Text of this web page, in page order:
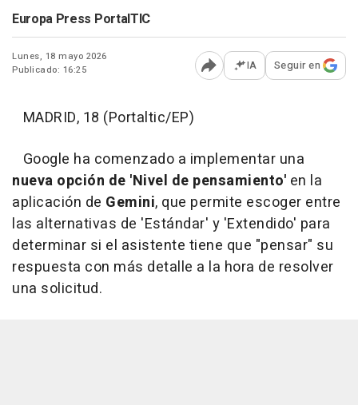
Europa Press PortalTIC
Lunes, 18 mayo 2026
Publicado: 16:25
Abrir opciones para
IA Seguir en
MADRID, 18 (Portaltic/EP)
Google ha comenzado a implementar una
nueva opción de 'Nivel de pensamiento' en la
aplicación de Gemini, que permite escoger entre
las alternativas de 'Estándar' y 'Extendido' para
determinar si el asistente tiene que "pensar" su
respuesta con más detalle a la hora de resolver
una solicitud.